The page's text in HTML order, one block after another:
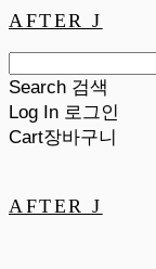
AFTER J
Search 검색
Log In 로그인
Cart장바구니
AFTER J